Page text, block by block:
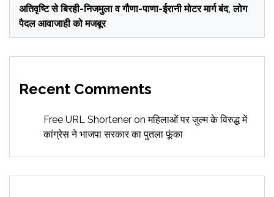
अतिवृष्टि से बिरही-निजमुला व गौणा-पाणा-ईरानी मोटर मार्ग बंद, लोग
पैदल आवाजाही को मजबूर
Recent Comments
Free URL Shortener onमहिलाओं पर जुल्म के विरुद्ध में
कांग्रेस ने भाजपा सरकार का पुतला फूंका